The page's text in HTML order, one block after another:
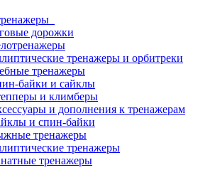
дорожки
тренажеры и орбитреки
тренажеры
байки и сайклы
и климберы
и дополнения к тренажерам
и спин-байки
тренажеры
тренажеры
тренажеры